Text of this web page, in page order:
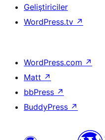
Geliştiriciler
WordPress.tv ↗
WordPress.com ↗
Matt ↗
bbPress ↗
BuddyPress ↗